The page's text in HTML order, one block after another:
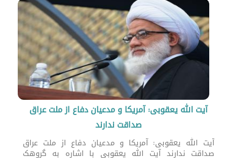
آیت الله یعقوبی: آمریکا و مدعیان دفاع از ملت عراق
صداقت ندارند
آیت الله یعقوبی: آمریکا و مدعیان دفاع از ملت عراق
صداقت ندارند آیت الله یعقوبی با اشاره به گروهک